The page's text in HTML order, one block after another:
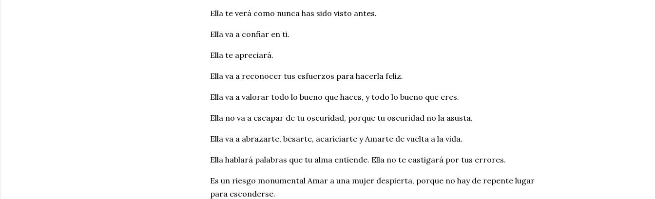
Ella te verá como nunca has sido visto antes.
Ella va a confiar en ti.
Ella te apreciará.
Ella va a reconocer tus esfuerzos para hacerla feliz.
Ella va a valorar todo lo bueno que haces, y todo lo bueno que eres.
Ella no va a escapar de tu oscuridad, porque tu oscuridad no la asusta.
Ella va a abrazarte, besarte, acariciarte y Amarte de vuelta a la vida.
Ella hablará palabras que tu alma entiende. Ella no te castigará por tus errores.
Es un riesgo monumental Amar a una mujer despierta, porque no hay de repente lugar
para esconderse.